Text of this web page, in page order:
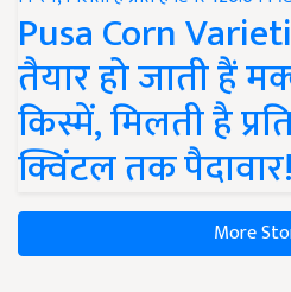
Pusa Corn
तैयार हो जाती हैं
किस्में, मिलती है
क्विंटल तक पैदावार!
More